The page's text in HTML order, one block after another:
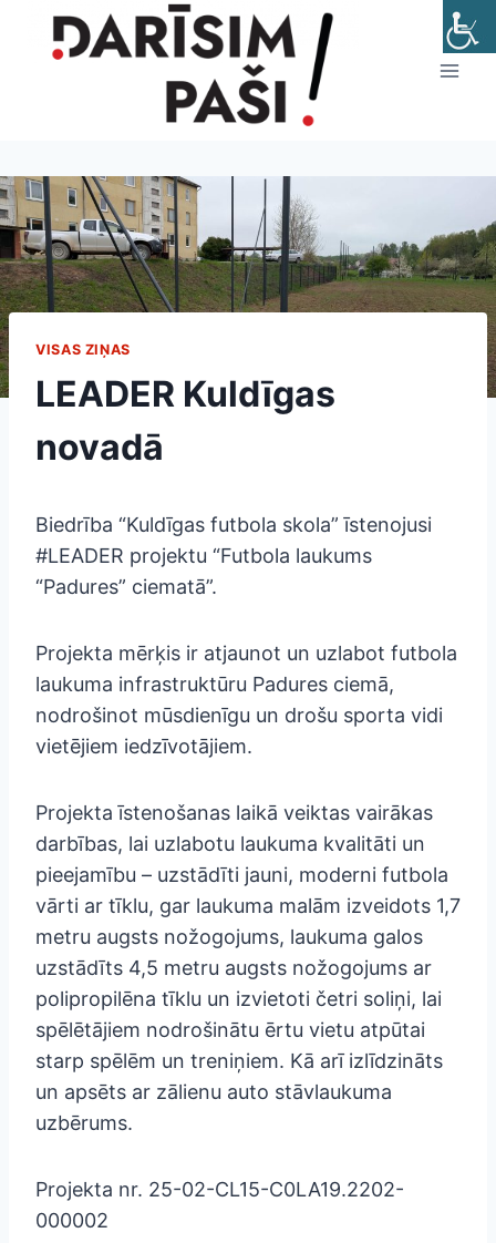
VISAS ZIŅAS
LEADER Kuldīgas
novadā
Biedrība “Kuldīgas futbola skola” īstenojusi
#LEADER projektu “Futbola laukums
“Padures” ciematā”.
Projekta mērķis ir atjaunot un uzlabot futbola
laukuma infrastruktūru Padures ciemā,
nodrošinot mūsdienīgu un drošu sporta vidi
vietējiem iedzīvotājiem.
Projekta īstenošanas laikā veiktas vairākas
darbības, lai uzlabotu laukuma kvalitāti un
pieejamību – uzstādīti jauni, moderni futbola
vārti ar tīklu, gar laukuma malām izveidots 1,7
metru augsts nožogojums, laukuma galos
uzstādīts 4,5 metru augsts nožogojums ar
polipropilēna tīklu un izvietoti četri soliņi, lai
spēlētājiem nodrošinātu ērtu vietu atpūtai
starp spēlēm un treniņiem. Kā arī izlīdzināts
un apsēts ar zālienu auto stāvlaukuma
uzbērums.
Projekta nr. 25-02-CL15-C0LA19.2202-
000002